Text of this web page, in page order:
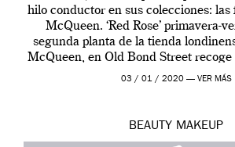
hilo conductor en sus colecciones: las
McQueen. ‘Red Rose’ primavera-
segunda planta de la tienda
McQueen, en Old Bond Street
de 2019 hasta final de
03 / 01 / 2020 — VER MÁS
BEAUTY MAKEUP